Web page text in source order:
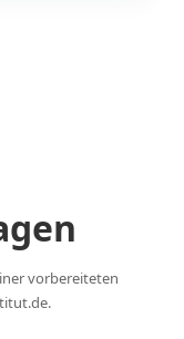
vorbereiteten